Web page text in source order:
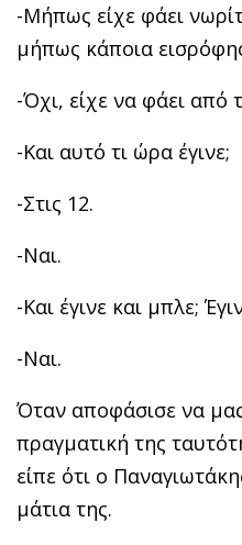
-Μήπως είχε φάει
μήπως κάποια
-Όχι, είχε να φάει από
-Και αυτό τι ώρα έγινε;
-Στις 12.
-Ναι.
-Και έγινε και μπλε;
-Ναι.
Όταν αποφάσισε να
πραγματική της
είπε ότι ο
μάτια της.